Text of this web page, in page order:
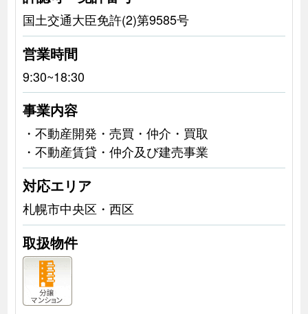
国土交通大臣免許(2)第9585号
営業時間
9:30~18:30
事業内容
・不動産開発・売買・仲介・買取
・不動産賃貸・仲介及び建売事業
対応エリア
札幌市中央区・西区
取扱物件